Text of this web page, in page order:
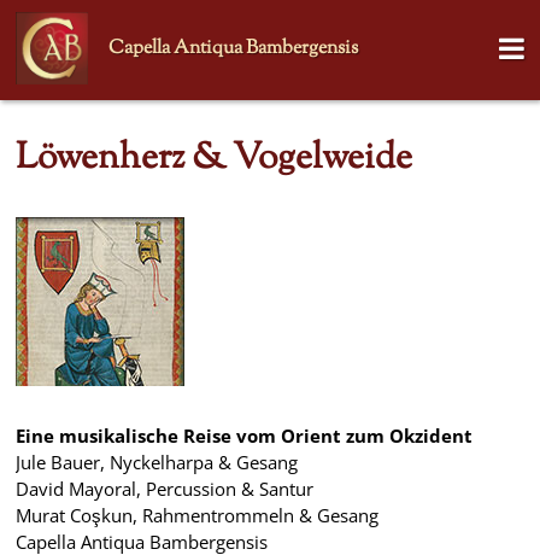
Capella Antiqua Bambergensis
Löwenherz & Vogelweide
Eine musikalische Reise vom Orient zum Okzident
Jule Bauer, Nyckelharpa & Gesang
David Mayoral, Percussion & Santur
Murat Coşkun, Rahmentrommeln & Gesang
Capella Antiqua Bambergensis